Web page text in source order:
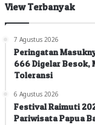
View Terbanyak
7 Agustus 2026
Peringatan
666 Digelar Besok,
Toleransi
6 Agustus 2026
Festival Raimuti
Pariwisata Papua